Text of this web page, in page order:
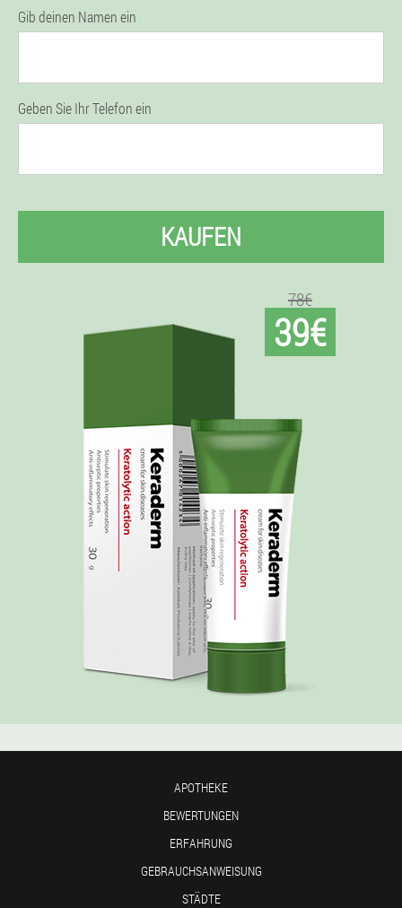
Gib deinen Namen ein
Geben Sie Ihr Telefon ein
KAUFEN
78€
39€
APOTHEKE
BEWERTUNGEN
ERFAHRUNG
GEBRAUCHSANWEISUNG
STÄDTE